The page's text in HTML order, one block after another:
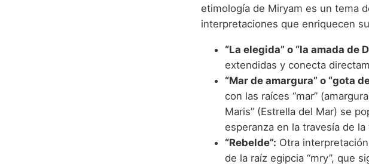
etimología de Miryam es un tema
interpretaciones que enriquecen
“La elegida” o “la amada de
extendidas y conecta
“Mar de amargura” o “gota
con las raíces “mar”
Maris” (Estrella del Mar) se
esperanza en la travesía de la
“Rebelde”: Otra
de la raíz egipcia “mry”, que